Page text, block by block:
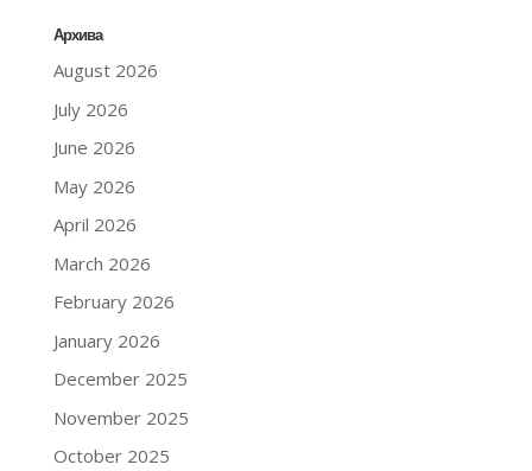
Архива
August 2026
July 2026
June 2026
May 2026
April 2026
March 2026
February 2026
January 2026
December 2025
November 2025
October 2025